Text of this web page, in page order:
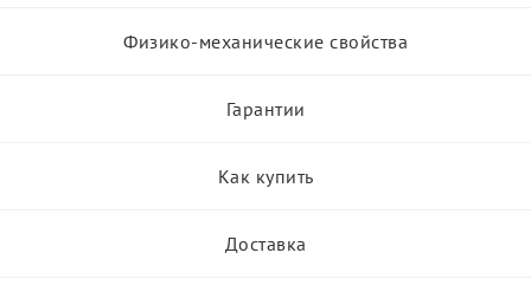
Физико-механические свойства
Гарантии
Как купить
Доставка